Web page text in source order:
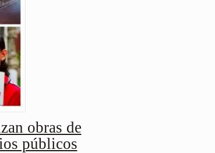
obras de
públicos